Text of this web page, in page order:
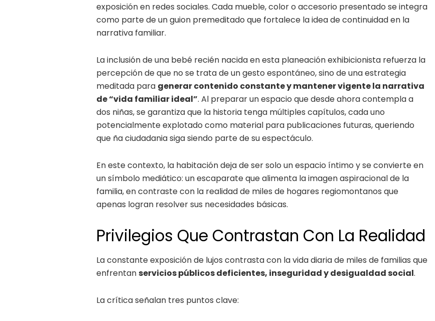
exposición en redes sociales. Cada mueble, color o accesorio presentado se integra
como parte de un guion premeditado que fortalece la idea de continuidad en la
narrativa familiar.
La inclusión de una bebé recién nacida en esta planeación exhibicionista refuerza la
percepción de que no se trata de un gesto espontáneo, sino de una estrategia
meditada para generar contenido constante y mantener vigente la narrativa
de “vida familiar ideal”. Al preparar un espacio que desde ahora contempla a
dos niñas, se garantiza que la historia tenga múltiples capítulos, cada uno
potencialmente explotado como material para publicaciones futuras, queriendo
que ña ciudadania siga siendo parte de su espectáculo.
En este contexto, la habitación deja de ser solo un espacio íntimo y se convierte en
un símbolo mediático: un escaparate que alimenta la imagen aspiracional de la
familia, en contraste con la realidad de miles de hogares regiomontanos que
apenas logran resolver sus necesidades básicas.
Privilegios Que Contrastan Con La Realidad
La constante exposición de lujos contrasta con la vida diaria de miles de familias que
enfrentanservicios públicos deficientes, inseguridad y desigualdad social.
La crítica señalan tres puntos clave: